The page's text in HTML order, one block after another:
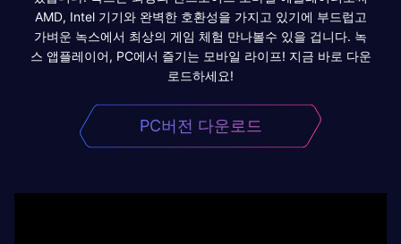
AMD, Intel 기기와 완벽한 호환성을 가지고 있기에 부드럽고
가벼운 녹스에서 최상의 게임 체험 만나볼수 있을 겁니다. 녹
스 앱플레이어, PC에서 즐기는 모바일 라이프! 지금 바로 다운
로드하세요!
PC버전 다운로드